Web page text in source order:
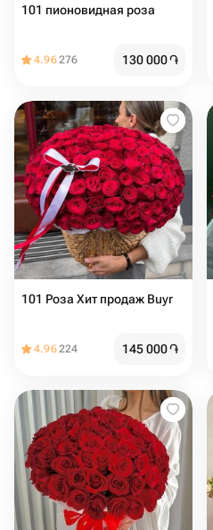
101 пионовидная роза
4.96276 130 000֏
101 Роза Хит продаж Buyr
4.96224 145 000֏